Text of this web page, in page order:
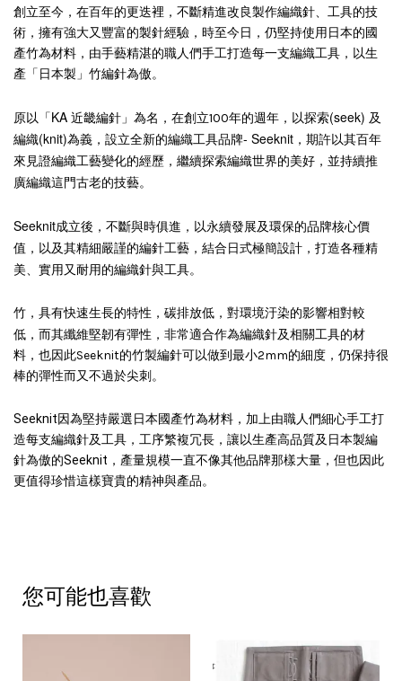
創立至今，在百年的更迭裡，不斷精進改良製作編織針、工具的技
術，擁有強大又豐富的製針經驗，時至今日，仍堅持使用日本的國
產竹為材料，由手藝精湛的職人們手工打造每一支編織工具，以生
產「日本製」竹編針為傲。
原以「KA 近畿編針」為名， 在創立100年的週年，以探索(seek) 及
編織(knit)為義，設立全新的編織工具品牌- Seeknit，期許以其百年
來見證編織工藝變化的經歷，繼續探索編織世界的美好，並持續推
廣編織這門古老的技藝。
Seeknit成立後，不斷與時俱進，以永續發展及環保的品牌核心價
值，以及其精細嚴謹的編針工藝， 結合日式極簡設計，打造各種精
美、實用又耐用的編織針與工具。
竹，具有快速生長的特性，碳排放低，對環境汙染的影響相對較
低，而其纖維堅韌有彈性， 非常適合作為編織針及相關工具的材
料，也因此Seeknit的竹製編針可以做到最小2mm的細度，仍保持很
棒的彈性而又不過於尖刺。
Seeknit因為堅持嚴選日本國產竹為材料，加上由職人們細心手工打
造每支編織針及工具，工序繁複冗長，讓以生產高品質及日本製編
針為傲的Seeknit，產量規模一直不像其他品牌那樣大量，但也因此
更值得珍惜這樣寶貴的精神與產品。
您可能也喜歡